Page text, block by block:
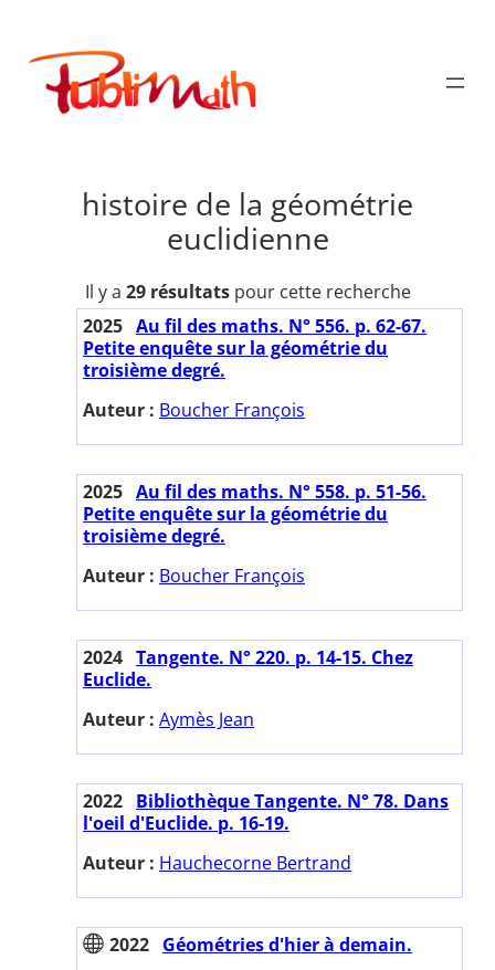
contenu
Publimath
histoire de la géométrie
euclidienne
Il y a 29 résultatspour cette recherche
2025 Au fil des maths. N° 556. p. 62-67.
Petite enquête sur la géométrie du
troisième degré.
Auteur : Boucher François
2025 Au fil des maths. N° 558. p. 51-56.
Petite enquête sur la géométrie du
troisième degré.
Auteur : Boucher François
2024 Tangente. N° 220. p. 14-15. Chez
Euclide.
Auteur : Aymès Jean
2022 Bibliothèque Tangente. N° 78. Dans
l'oeil d'Euclide. p. 16-19.
Auteur : Hauchecorne Bertrand
2022 Géométries d'hier à demain.